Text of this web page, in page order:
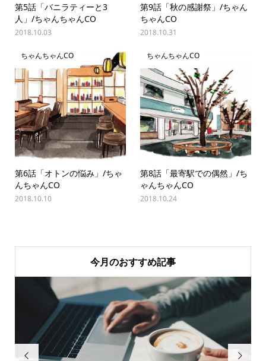
第5話「バニラティーと3
人」/ちゃんちゃんCO
2018.10.03
第9話「秋の感謝祭」/ちゃん
ちゃんCO
2018.10.31
ちゃんちゃんCO
第6話「オトンの悩み」/ちゃ
んちゃんCO
2018.10.10
ちゃんちゃんCO
第8話「最寄駅での偶然」/ち
ゃんちゃんCO
2018.10.24
今月のおすすめ記事
 